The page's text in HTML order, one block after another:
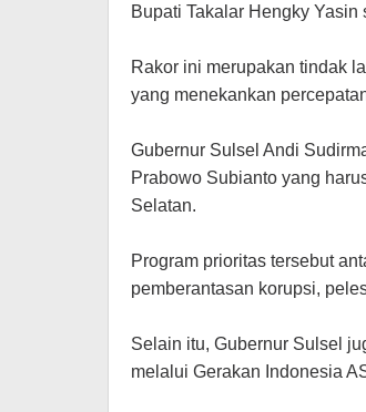
Bupati Takalar Hengky
Rakor ini merupakan tindak
yang menekankan
Gubernur Sulsel Andi
Prabowo Subianto yang
Selatan.
Program prioritas tersebut
pemberantasan korupsi,
Selain itu, Gubernur Sulsel
melalui Gerakan Indonesia